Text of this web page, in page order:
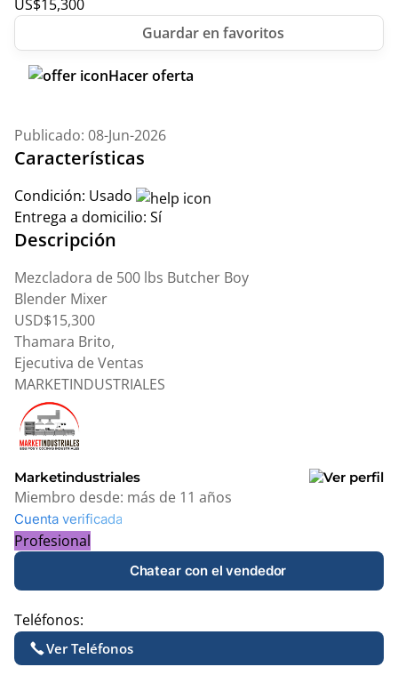
US$15,300
Hacer oferta
Publicado: 08-Jun-2026
Características
Condición: Usado
Entrega a domicilio: Sí
Descripción
Mezcladora de 500 lbs Butcher Boy
Blender Mixer
USD$15,300
Thamara Brito,
Ejecutiva de Ventas
MARKETINDUSTRIALES
Marketindustriales
Miembro desde: más de 11 años
Cuenta verificada
Profesional
Chatear con el vendedor
Teléfonos:
Ver Teléfonos